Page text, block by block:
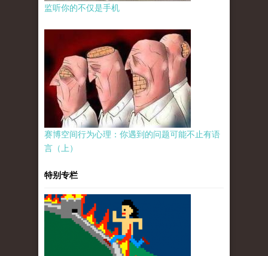
监听你的不仅是手机
赛博空间行为心理：你遇到的问题可能不止有语
言（上）
特别专栏